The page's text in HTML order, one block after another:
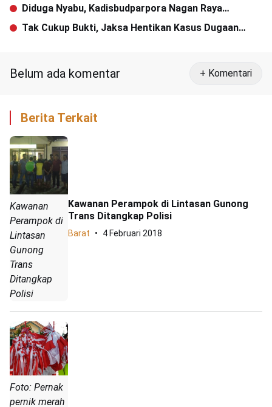
Diduga Nyabu, Kadisbudparpora Nagan Raya
Ditangkap
Tak Cukup Bukti, Jaksa Hentikan Kasus Dugaan
Belum ada komentar + Komentari
Berita Terkait
Kawanan
Perampok di
Lintasan
Gunong
Trans
Ditangkap
Polisi
Kawanan Perampok di Lintasan Gunong
Trans Ditangkap Polisi
Barat 4 Februari 2018
Foto: Pernak
pernik merah